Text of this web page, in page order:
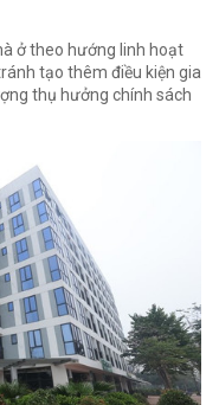
ở theo hướng linh hoạt
tạo thêm điều kiện gia
thụ hưởng chính sách